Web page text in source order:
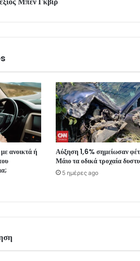
ανοικτά ή
Αύξηση 1,6% σημείωσαν
Μάιο τα οδικά τροχαία
5 ημέρες ago